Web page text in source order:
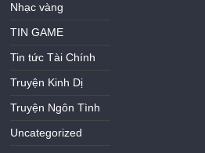
Nhạc vàng
TIN GAME
Tin tức Tài Chính
Truyện Kinh Dị
Truyện Ngôn Tình
Uncategorized